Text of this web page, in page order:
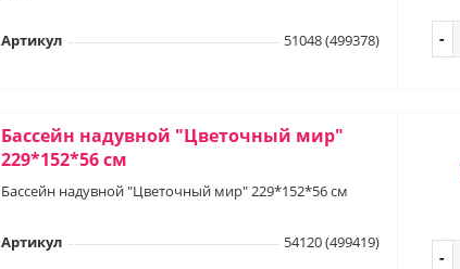
Артикул 51048 (499378)
Бассейн надувной "Цветочный мир"
229*152*56 см
Бассейн надувной "Цветочный мир" 229*152*56 см
Артикул 54120 (499419)